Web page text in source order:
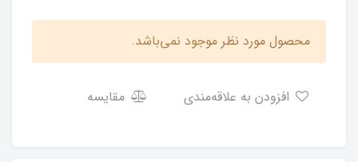
محصول مورد نظر موجود نمی‌باشد.
مقایسه